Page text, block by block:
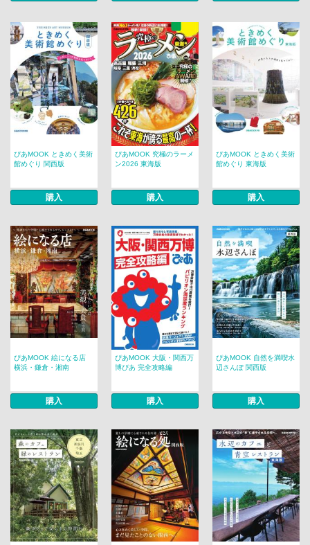
ぴあMOOK ときめく美術
館めぐり 関西版
購入
ぴあMOOK 究極のラーメ
ン2026 東海版
購入
ぴあMOOK ときめく美術
館めぐり 東海版
購入
ぴあMOOK 絵になる店
横浜・鎌倉・湘南
購入
ぴあMOOK 大阪・関西万
博ぴあ 完全攻略編
購入
ぴあMOOK 自然を満喫水
辺さんぽ 関西版
購入